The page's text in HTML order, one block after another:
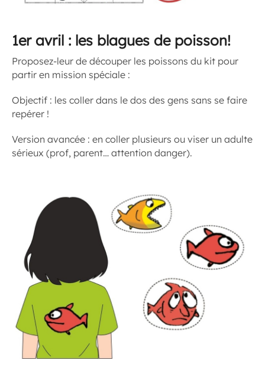
1er avril : les blagues de poisson!
Proposez-leur de découper les poissons du kit pour
partir en mission spéciale :
Objectif : les coller dans le dos des gens sans se faire
repérer !
Version avancée : en coller plusieurs ou viser un adulte
sérieux (prof, parent… attention danger).